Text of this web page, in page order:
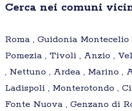
Cerca nei comuni
Roma , Guidonia
Pomezia , Tivoli , Anzio ,
, Nettuno , Ardea , Marino ,
Ladispoli , Monterotondo ,
Fonte Nuova , Genzano di